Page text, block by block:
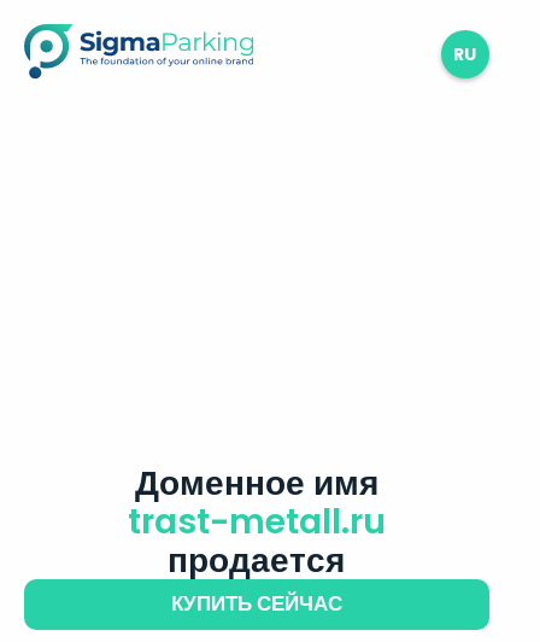
RU
Доменное имя
trast-metall.ru
продается
КУПИТЬ СЕЙЧАС